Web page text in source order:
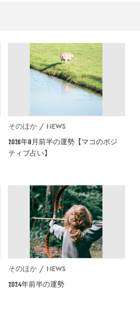
そのほか NEWS
2026年8月前半の運勢【マコのポジ
ティブ占い】
そのほか NEWS
2024年前半の運勢